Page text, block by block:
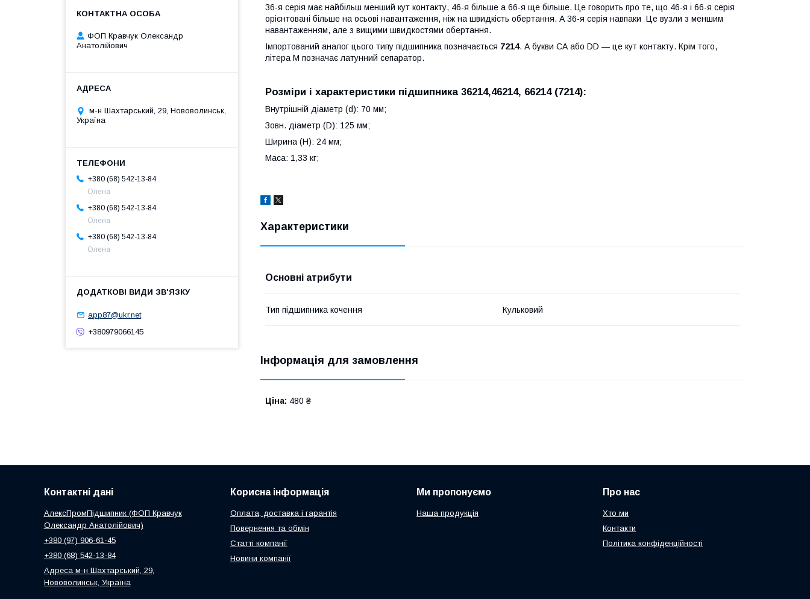
36-я серія має найбільш менший кут контакту, 46-я більше а 66-я ще більше. Це говорить про те, що 46-я і 66-я серія
орієнтовані більше на осьові навантаження, ніж на швидкість обертання. А 36-я серія навпаки Це вузли з меншим
навантаженням, але з вищими швидкостями обертання.
Імпортований аналог цього типу підшипника позначається 7214. А букви СА або DD — це кут контакту. Крім того,
літера М позначає латунний сепаратор.
Розміри і характеристики підшипника 36214,46214, 66214 (7214):
Внутрішній діаметр (d): 70 мм;
Зовн. діаметр (D): 125 мм;
Ширина (H): 24 мм;
Маса: 1,33 кг;
Характеристики
Основні атрибути
Тип підшипника кочення Кульковий
Інформація для замовлення
Ціна: 480 ₴
ФОП Кравчук Олександр
Анатолійович
м-н Шахтарський, 29, Нововолинськ,
Україна
+380 (68) 542-13-84
Олена
+380 (68) 542-13-84
Олена
+380 (68) 542-13-84
Олена
app87@ukr.net
+380979066145
Контактні дані
АлексПромПідшипник (ФОП Кравчук
Олександр Анатолійович)
+380 (97) 906-61-45
+380 (68) 542-13-84
Адреса м-н Шахтарський, 29,
Нововолинськ, Україна
Корисна інформація
Оплата, доставка і гарантія
Повернення та обмін
Статті компанії
Новини компанії
Ми пропонуємо
Наша продукція
Про нас
Хто ми
Контакти
Політика конфіденційності